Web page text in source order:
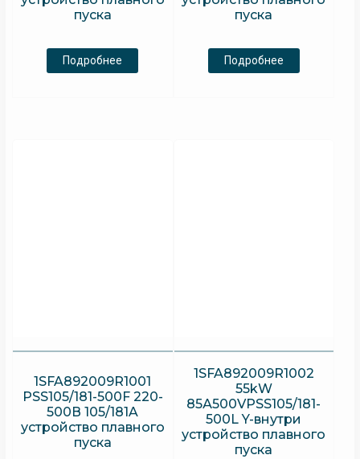
пуска
Подробнее
пуска
Подробнее
1SFA892009R1001
PSS105/181-500F 220-
500В 105/181A
устройство плавного
пуска
1SFA892009R1002
55kW
85А500VPSS105/181-
500L Y-внутри
устройство плавного
пуска